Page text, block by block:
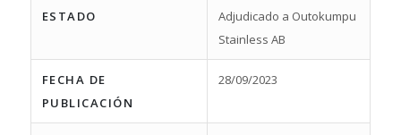
ESTADO
Adjudicado a Outokumpu
Stainless AB
FECHA DE
PUBLICACIÓN
28/09/2023